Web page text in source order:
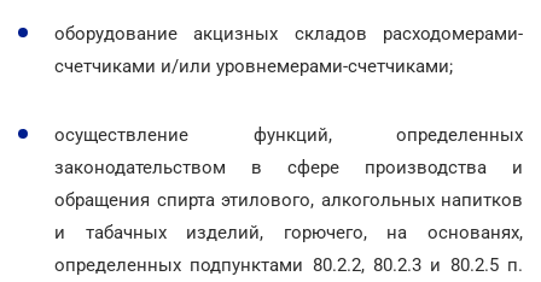
оборудование акцизных складов расходомерами-
счетчиками и/или уровнемерами-счетчиками;
осуществление функций, определенных
законодательством в сфере производства и
обращения спирта этилового, алкогольных напитков
и табачных изделий, горючего, на основанях,
определенных подпунктами 80.2.2, 80.2.3 и 80.2.5 п.